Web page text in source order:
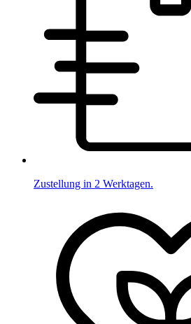
Zustellung in 2 Werktagen.